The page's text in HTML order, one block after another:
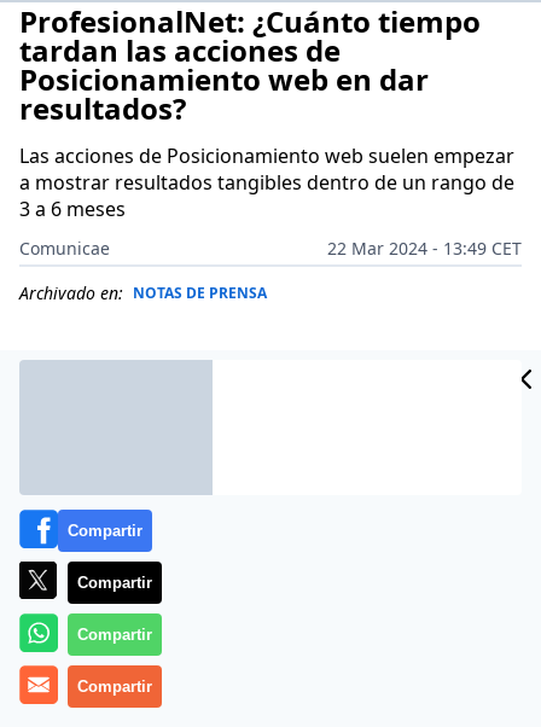
ProfesionalNet: ¿Cuánto tiempo
tardan las acciones de
Posicionamiento web en dar
resultados?
Las acciones de Posicionamiento web suelen empezar
a mostrar resultados tangibles dentro de un rango de
3 a 6 meses
Comunicae
22 Mar 2024 - 13:49 CET
Archivado en: NOTAS DE PRENSA
Este marco temporal
considerablemente
Compartir
Compartir
Compartir
Compartir